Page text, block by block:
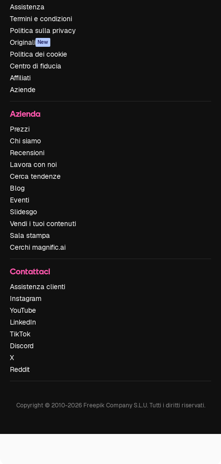
Assistenza
Termini e condizioni
Politica sulla privacy
Originali New
Politica dei cookie
Centro di fiducia
Affiliati
Aziende
Azienda
Prezzi
Chi siamo
Recensioni
Lavora con noi
Cerca tendenze
Blog
Eventi
Slidesgo
Vendi i tuoi contenuti
Sala stampa
Cerchi magnific.ai
Contattaci
Assistenza clienti
Instagram
YouTube
LinkedIn
TikTok
Discord
X
Reddit
Copyright © 2010-2026Freepik Company S.L.U. Tutti i diritti riservati.